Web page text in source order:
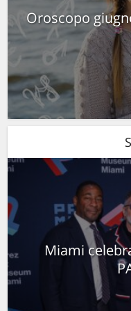
Oroscopo
Miami